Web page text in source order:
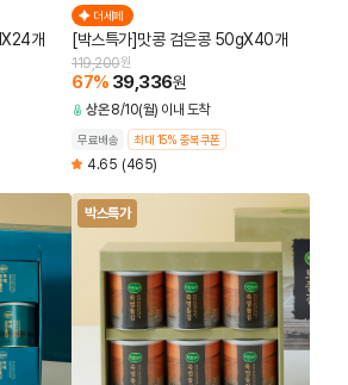
개
더세페
[박스특가]맛콩 검은콩 50gX40개
119,200원
67% 39,336원
상온 8/10(월) 이내 도착
무료배송 최대 15% 중복쿠폰
4.65 (465)
박스특가